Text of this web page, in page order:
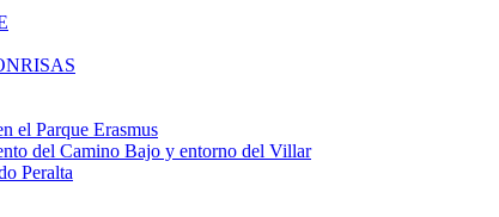
el Parque Erasmus
del Camino Bajo y entorno del Villar
Peralta